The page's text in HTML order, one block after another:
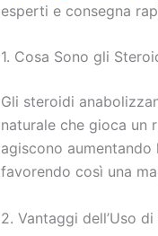
esperti e consegna
1. Cosa Sono gli
Gli steroidi
naturale che gioca un
agiscono
favorendo così una
2. Vantaggi dell’Uso